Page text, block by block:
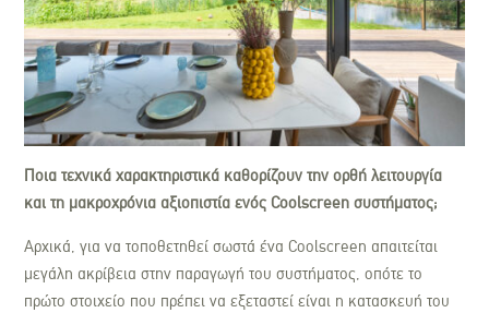
Ποια τεχνικά χαρακτηριστικά καθορίζουν την ορθή λειτουργία
και τη μακροχρόνια αξιοπιστία ενός Coolscreen συστήματος;
Αρχικά, για να τοποθετηθεί σωστά ένα Coolscreen απαιτείται
μεγάλη ακρίβεια στην παραγωγή του συστήματος, οπότε το
πρώτο στοιχείο που πρέπει να εξεταστεί είναι η κατασκευή του